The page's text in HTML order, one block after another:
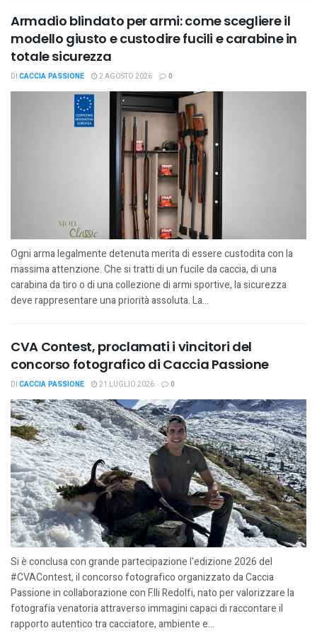
Armadio blindato per armi: come scegliere il
modello giusto e custodire fucili e carabine in
totale sicurezza
DI CACCIA PASSIONE 2 AGOSTO 2026 0
Ogni arma legalmente detenuta merita di essere custodita con la
massima attenzione. Che si tratti di un fucile da caccia, di una
carabina da tiro o di una collezione di armi sportive, la sicurezza
deve rappresentare una priorità assoluta. La...
CVA Contest, proclamati i vincitori del
concorso fotografico di Caccia Passione
DI CACCIA PASSIONE 21 LUGLIO 2026 0
Si è conclusa con grande partecipazione l'edizione 2026 del
#CVAContest, il concorso fotografico organizzato da Caccia
Passione in collaborazione con F.lli Redolfi, nato per valorizzare la
fotografia venatoria attraverso immagini capaci di raccontare il
rapporto autentico tra cacciatore, ambiente e...